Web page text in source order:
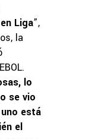
Liga”,
la
lo
se vio
está
el